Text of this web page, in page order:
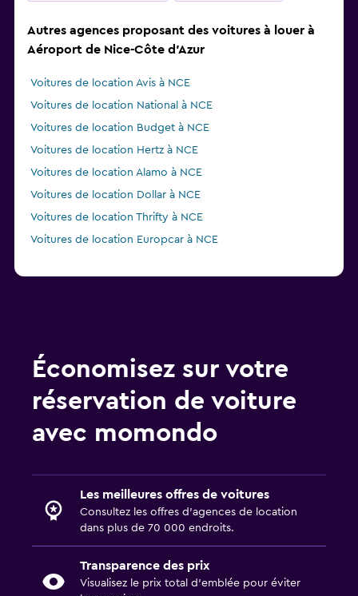
Autres agences proposant des voitures à louer à
Aéroport de Nice-Côte d'Azur
Voitures de location Avis à NCE
Voitures de location National à NCE
Voitures de location Budget à NCE
Voitures de location Hertz à NCE
Voitures de location Alamo à NCE
Voitures de location Dollar à NCE
Voitures de location Thrifty à NCE
Voitures de location Europcar à NCE
Économisez sur votre
réservation de voiture
avec momondo
Les meilleures offres de voitures
Consultez les offres d’agences de location
dans plus de 70 000 endroits.
Transparence des prix
Visualisez le prix total d’emblée pour éviter